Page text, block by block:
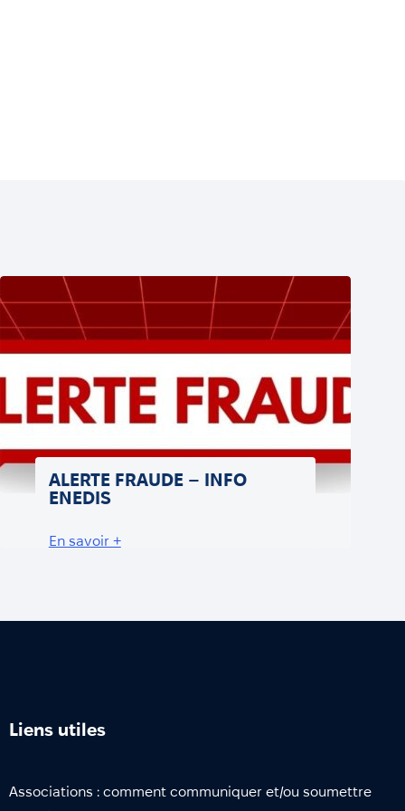
ALERTE FRAUDE – INFO
ENEDIS
En savoir +
Liens utiles
Associations : comment communiquer et/ou soumettre